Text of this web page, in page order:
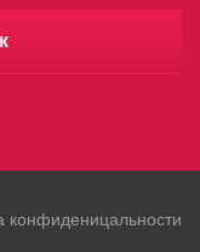
конфиденицальности